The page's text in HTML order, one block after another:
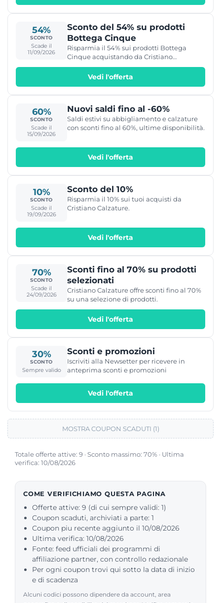
Totale offerte attive: 9 · Sconto massimo: 70% · Ultima
verifica: 10/08/2026
COME VERIFICHIAMO QUESTA PAGINA
Offerte attive: 9 (di cui sempre validi: 1)
Coupon scaduti, archiviati a parte: 1
Coupon piu recente aggiunto il 10/08/2026
Ultima verifica: 10/08/2026
Fonte: feed ufficiali dei programmi di
affiliazione partner, con controllo redazionale
Per ogni coupon trovi qui sotto la data di inizio
e di scadenza
Alcuni codici possono dipendere da account, area
54%
SCONTO
Scade il
11/09/2026
Sconto del 54% su prodotti
Bottega Cinque
Risparmia il 54% sui prodotti Bottega
Cinque acquistando da Cristiano
Calzature.
Vedi l'offerta
60%
SCONTO
Scade il
15/09/2026
Nuovi saldi fino al -60%
Saldi estivi su abbigliamento e calzature
con sconti fino al 60%, ultime disponibilità.
Vedi l'offerta
10%
SCONTO
Scade il
19/09/2026
Sconto del 10%
Risparmia il 10% sui tuoi acquisti da
Cristiano Calzature.
Vedi l'offerta
70%
SCONTO
Scade il
24/09/2026
Sconti fino al 70% su prodotti
selezionati
Cristiano Calzature offre sconti fino al 70%
su una selezione di prodotti.
Vedi l'offerta
30%
SCONTO
Sempre valido
Sconti e promozioni
Iscriviti alla Newsetter per ricevere in
anteprima sconti e promozioni
Vedi l'offerta
MOSTRA COUPON SCADUTI (1)